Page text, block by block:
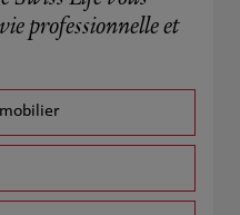
professionnelle et